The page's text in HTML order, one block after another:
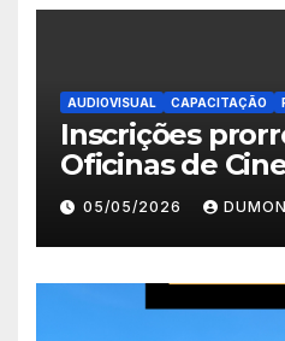
AUDIOVISUAL CAPACITAÇÃO
Inscrições
Oficinas de
Meu Primeiro
Nova Iguaçu
até 11 de maio
05/05/2026